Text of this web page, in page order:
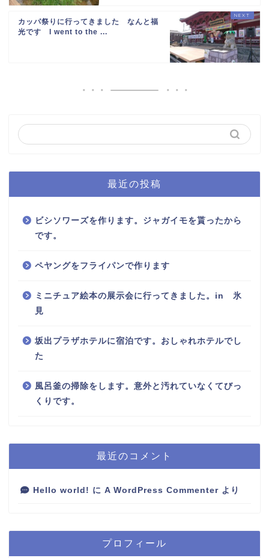
カッパ祭りに行ってきました なんと福
光です I went to the ...
最近の投稿
ビシソワーズを作ります。ジャガイモを貰ったから
です。
ペヤングをフライパンで作ります
ミニチュア絵本の展示会に行ってきました。in 氷
見
坂出プラザホテルに宿泊です。おしゃれホテルでし
た
風呂釜の掃除をします。意外と汚れていなくてびっ
くりです。
最近のコメント
Hello world! に A WordPress Commenter より
プロフィール